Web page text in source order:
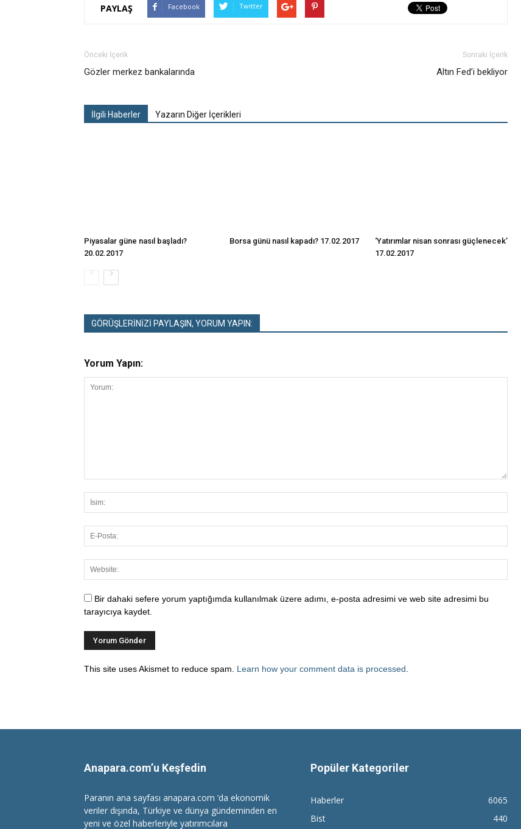
PAYLAŞ Facebook Twitter
Önceki İçerik
Gözler merkez bankalarında
Sonraki İçerik
Altın Fed’i bekliyor
İlgili Haberler Yazarın Diğer İçerikleri
Piyasalar güne nasıl başladı?
20.02.2017
Borsa günü nasıl kapadı? 17.02.2017
‘Yatırımlar nisan sonrası güçlenecek’
17.02.2017
GÖRÜŞLERİNİZİ PAYLAŞIN, YORUM YAPIN:
Yorum Yapın:
Bir dahaki sefere yorum yaptığımda kullanılmak üzere adımı, e-posta adresimi ve web site adresimi bu
tarayıcıya kaydet.
This site uses Akismet to reduce spam. Learn how your comment data is processed
Anapara.com’u Keşfedin
Paranın ana sayfası anapara.com ’da ekonomik
veriler dışında, Türkiye ve dünya gündeminden en
yeni ve özel haberleriyle yatırımcılara
Popüler Kategoriler
Haberler
6065
Bist
440